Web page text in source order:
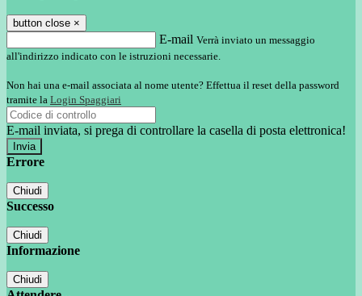
button close ×
E-mail Verrà inviato un messaggio
all'indirizzo indicato con le istruzioni necessarie.
Non hai una e-mail associata al nome utente? Effettua il reset della password
tramite la Login Spaggiari
E-mail inviata, si prega di controllare la casella di posta elettronica!
Errore
Chiudi
Successo
Chiudi
Informazione
Chiudi